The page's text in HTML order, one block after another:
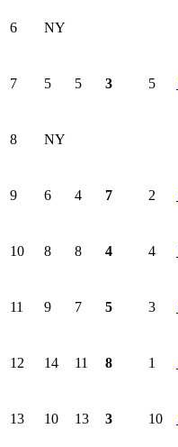
6 NY
7 5 5 3 5
8 NY
9 6 4 7 2
10 8 8 4 4
11 9 7 5 3
12 14 11 8 1
13 10 13 3 10